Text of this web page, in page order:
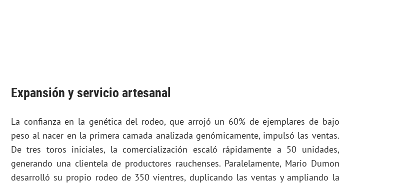
Expansión y servicio artesanal
La confianza en la genética del rodeo, que arrojó un 60% de ejemplares de bajo
peso al nacer en la primera camada analizada genómicamente, impulsó las ventas.
De tres toros iniciales, la comercialización escaló rápidamente a 50 unidades,
generando una clientela de productores rauchenses. Paralelamente, Mario Dumon
desarrolló su propio rodeo de 350 vientres, duplicando las ventas y ampliando la